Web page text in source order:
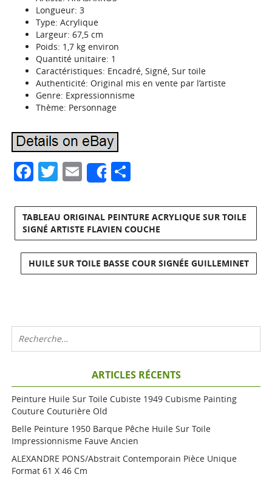
Longueur: 3
Type: Acrylique
Largeur: 67,5 cm
Poids: 1,7 kg environ
Quantité unitaire: 1
Caractéristiques: Encadré, Signé, Sur toile
Authenticité: Original mis en vente par l’artiste
Genre: Expressionnisme
Thème: Personnage
Facebook
Twitter
Email
Share
TABLEAU ORIGINAL PEINTURE ACRYLIQUE SUR TOILE
SIGNÉ ARTISTE FLAVIEN COUCHE
HUILE SUR TOILE BASSE COUR SIGNÉE GUILLEMINET
ARTICLES RÉCENTS
Peinture Huile Sur Toile Cubiste 1949 Cubisme Painting
Couture Couturière Old
Belle Peinture 1950 Barque Pêche Huile Sur Toile
Impressionnisme Fauve Ancien
ALEXANDRE PONS/Abstrait Contemporain Pièce Unique
Format 61 X 46 Cm